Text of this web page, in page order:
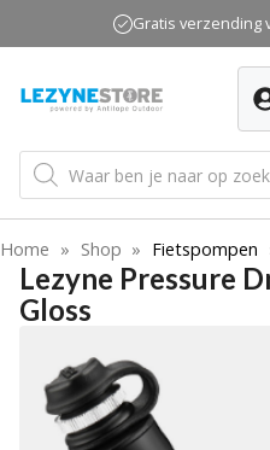
naar
inhoud
Gratis verzending
Producten
zoeken
Home » Shop » Fietspompen
Lezyne Pressure
Gloss